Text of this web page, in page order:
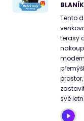
Tento
terasy
své